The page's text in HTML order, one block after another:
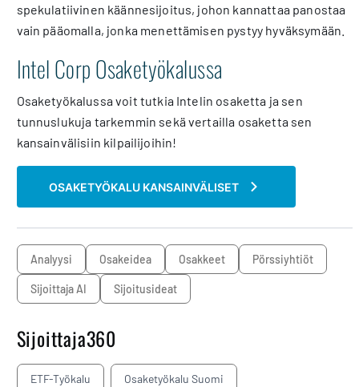
spekulatiivinen käännesijoitus, johon kannattaa panostaa
vain pääomalla, jonka menettämisen pystyy hyväksymään.
Intel Corp Osaketyökalussa
Osaketyökalussa voit tutkia Intelin osaketta ja sen
tunnuslukuja tarkemmin sekä vertailla osaketta sen
kansainvälisiin kilpailijoihin!
OSAKETYÖKALU KANSAINVÄLISET
analyysi osakeidea osakkeet pörssiyhtiöt
Sijoittaja AI sijoitusideat
Sijoittaja360
ETF-Työkalu Osaketyökalu Suomi